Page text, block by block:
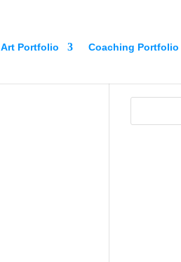
Art Portfolio Coaching Portfolio